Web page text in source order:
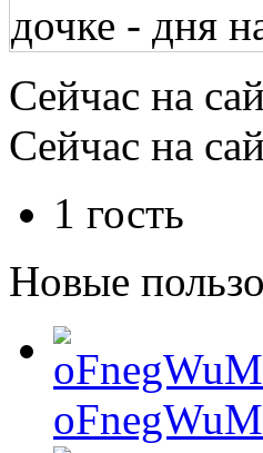
дочке - дня
Сейчас на
Сейчас на
1 гость
Новые